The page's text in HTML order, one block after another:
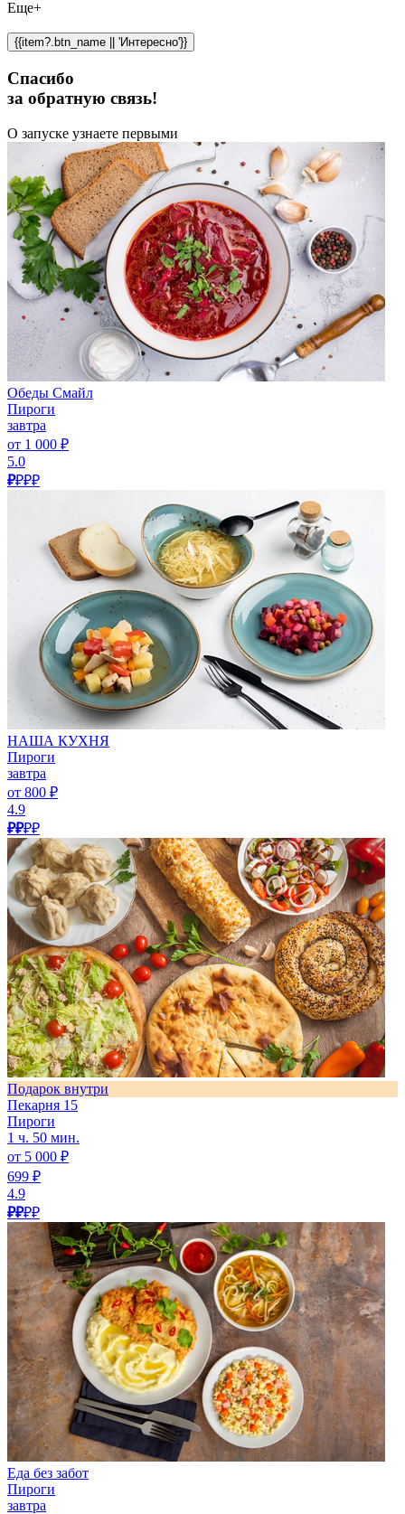
Еще+
{{item?.btn_name || 'Интересно'}}
Спасибо
за обратную связь!
О запуске узнаете первыми
Обеды Смайл
Пироги
завтра
от 1 000 ₽
5.0
₽₽₽₽
НАША КУХНЯ
Пироги
завтра
от 800 ₽
4.9
₽₽₽₽
Подарок внутри
Пекарня 15
Пироги
1 ч. 50 мин.
от 5 000 ₽
699 ₽
4.9
₽₽₽₽
Еда без забот
Пироги
завтра